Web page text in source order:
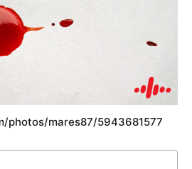
photos/mares87/5943681577